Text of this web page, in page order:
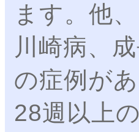
ます。他
川崎病、
の症例が
28週以上